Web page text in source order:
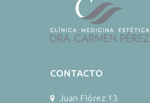
CONTACTO
Juan Flórez 13